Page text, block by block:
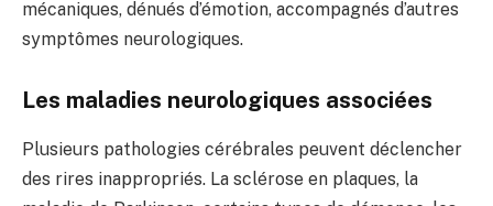
mécaniques, dénués d’émotion, accompagnés d’autres
symptômes neurologiques.
Les maladies neurologiques associées
Plusieurs pathologies cérébrales peuvent déclencher
des rires inappropriés. La sclérose en plaques, la